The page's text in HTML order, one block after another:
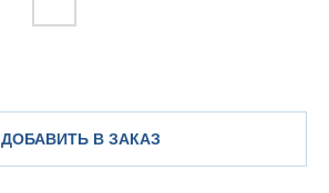
ДОБАВИТЬ В ЗАКАЗ